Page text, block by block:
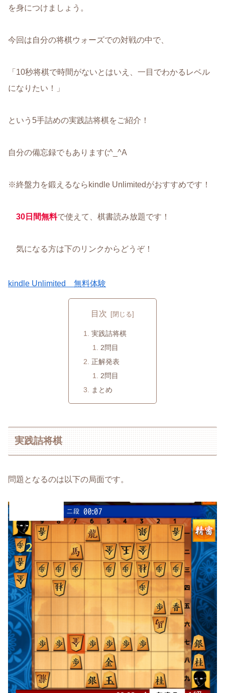
を身につけましょう。
今回は自分の将棋ウォーズでの対戦の中で、
「10秒将棋で時間がないとはいえ、一目でわかるレベル
になりたい！」
という5手詰めの実践詰将棋をご紹介！
自分の備忘録でもあります(;^_^A
※終盤力を鍛えるならkindle Unlimitedがおすすめです！
30日間無料で使えて、棋書読み放題です！
気になる方は下のリンクからどうぞ！
kindle Unlimited 無料体験
目次
実践詰将棋
2問目
正解発表
2問目
まとめ
実践詰将棋
問題となるのは以下の局面です。